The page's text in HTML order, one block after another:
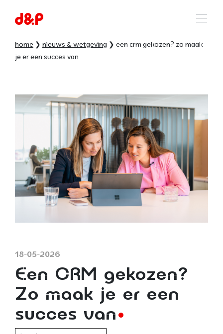
home nieuws & wetgeving
een crm gekozen? zo maak
je er een succes van
18-05-2026
Een CRM gekozen?
Zo maak je er een
succes van